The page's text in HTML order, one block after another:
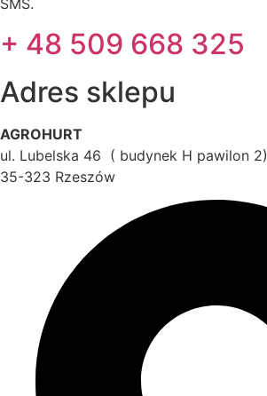
SMS.
+ 48 509 668 325
Adres sklepu
AGROHURT
ul. Lubelska 46 ( budynek H pawilon 2)
35-323 Rzeszów